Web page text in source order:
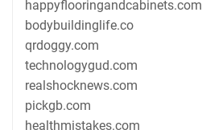
happyflooringandcabinets.com
bodybuildinglife.co
qrdoggy.com
technologygud.com
realshocknews.com
pickgb.com
healthmistakes.com